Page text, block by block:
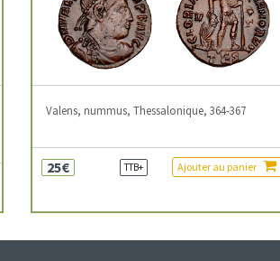
Valens, nummus, Thessalonique, 364-367
25€ TTB+ Ajouter au panier